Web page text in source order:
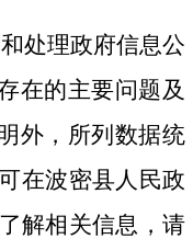
处理政府信息公
在的主要问题及
外，所列数据统
在波密县人民政
解相关信息，请